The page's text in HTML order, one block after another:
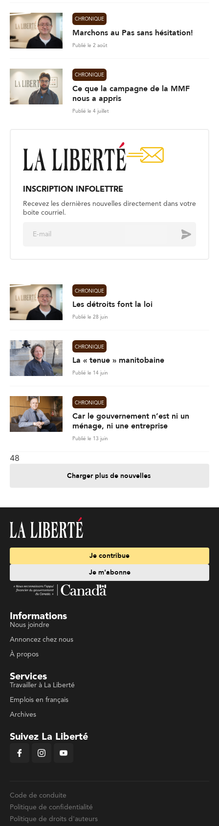
CHRONIQUE
Marchons au Pas sans hésitation!
Publié le 2 août
CHRONIQUE
Ce que la campagne de la MMF
nous a appris
Publié le 4 juillet
INSCRIPTION INFOLETTRE
Recevez les dernières nouvelles directement dans votre
boite courriel.
Envoyer
CHRONIQUE
Les détroits font la loi
Publié le 28 juin
CHRONIQUE
La « tenue » manitobaine
Publié le 14 juin
CHRONIQUE
Car le gouvernement n’est ni un
ménage, ni une entreprise
Publié le 13 juin
48
Charger plus de nouvelles
Je contribue
Je m'abonne
Informations
Nous joindre
Annoncez chez nous
À propos
Services
Travailler à La Liberté
Emplois en français
Archives
Suivez La Liberté
Code de conduite
Politique de confidentialité
Politique de droits d'auteurs